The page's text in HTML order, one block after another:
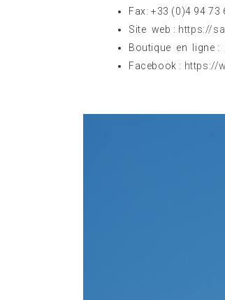
Fax: +33 (0)4 94 73
Site web : https://
Boutique en ligne :
Facebook : https://